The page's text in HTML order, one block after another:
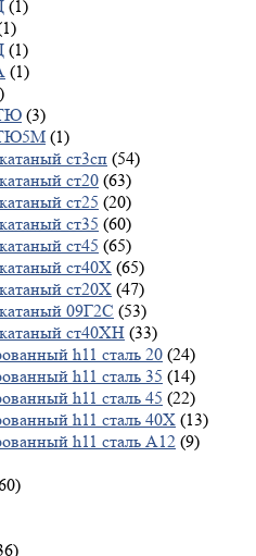
(1)
(1)
(1)
(3)
(1)
ст3сп (54)
ст20 (63)
ст25 (20)
ст35 (60)
ст45 (65)
ст40Х (65)
ст20Х (47)
09Г2С (53)
ст40ХН (33)
h11 сталь 20 (24)
h11 сталь 35 (14)
h11 сталь 45 (22)
h11 сталь 40X (13)
h11 сталь А12 (9)